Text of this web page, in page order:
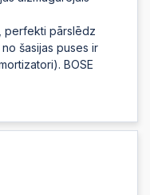
perfekti pārslēdz
šasijas puses ir
BOSE